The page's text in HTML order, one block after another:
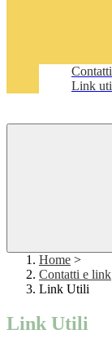
Contatti
Link
Home >
Contatti e link
Link Utili
Link Utili